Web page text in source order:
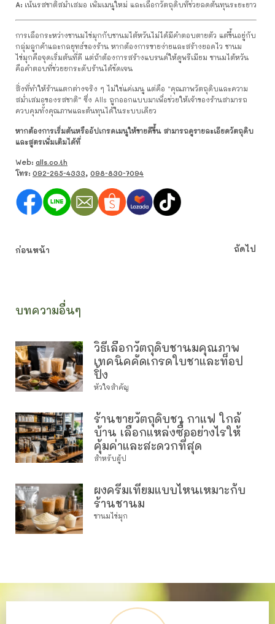
A: เน้นรสชาติสม่ำเสมอ เพิ่มเมนูใหม่ และเลือกวัตถุดิบที่ช่วยลดต้นทุนระยะยาว
การเลือกระหว่างชานมไข่มุกกับชานมไต้หวันไม่ได้มีคำตอบตายตัว แต่ขึ้นอยู่กับ
กลุ่มลูกค้าและกลยุทธ์ของร้าน หากต้องการขายง่ายและสร้างยอดไว ชานม
ไข่มุกคือจุดเริ่มต้นที่ดี แต่ถ้าต้องการสร้างแบรนด์ให้ดูพรีเมียม ชานมไต้หวัน
คือคำตอบที่ช่วยยกระดับร้านได้ชัดเจน
สิ่งที่ทำให้ร้านแตกต่างจริง ๆ ไม่ใช่แค่เมนู แต่คือ “คุณภาพวัตถุดิบและความ
สม่ำเสมอของรสชาติ” ซึ่ง Alls ถูกออกแบบมาเพื่อช่วยให้เจ้าของร้านสามารถ
ควบคุมทั้งคุณภาพและต้นทุนได้ในระบบเดียว
หากต้องการเริ่มต้นหรืออัปเกรดเมนูให้ขายดีขึ้น สามารถดูรายละเอียดวัตถุดิบ
และสูตรเพิ่มเติมได้ที่
Web: alls.co.th
โทร: 092-265-4333, 098-830-7094
ก่อนหน้า ถัดไป
บทความอื่นๆ
วิธีเลือกวัตถุดิบชานมคุณภาพ
เทคนิคคัดเกรดใบชาและท็อป
ปิ้ง
หัวใจสำคัญ
ร้านขายวัตถุดิบชา กาแฟ ใกล้
บ้าน เลือกแหล่งซื้ออย่างไรให้
คุ้มค่าและสะดวกที่สุด
สำหรับผู้ป
ผงครีมเทียมแบบไหนเหมาะกับ
ร้านชานม
ชานมไข่มุก